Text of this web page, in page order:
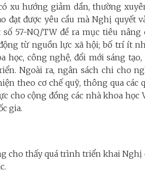
xu hướng giảm dần, thường
đạt được yêu cầu mà Nghị quyết
57-NQ/TW đề ra mục tiêu nâng
từ nguồn lực xã hội; bố trí ít
công nghệ, đổi mới sáng tạo,
Ngoài ra, ngân sách chi cho
theo cơ chế quỹ, thông qua các
cho cộng đồng các nhà khoa học
gia.
cho thấy quá trình triển khai Nghị